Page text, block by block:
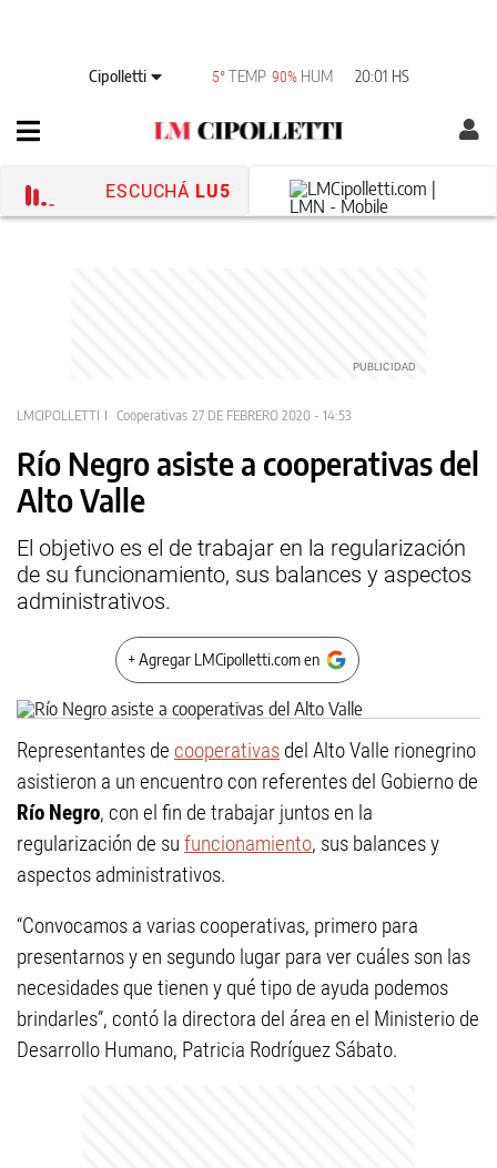
Cipolletti 5° TEMP 90% HUM 20:01 HS
ESCUCHÁ LU5
LMCIPOLLETTI Cooperativas 27 DE FEBRERO 2020 - 14:53
Río Negro asiste a cooperativas del
Alto Valle
El objetivo es el de trabajar en la regularización
de su funcionamiento, sus balances y aspectos
administrativos.
+ Agregar LMCipolletti.com en
Representantes de cooperativas del Alto Valle rionegrino
asistieron a un encuentro con referentes del Gobierno de
Río Negro, con el fin de trabajar juntos en la
regularización de su funcionamiento, sus balances y
aspectos administrativos.
“Convocamos a varias cooperativas, primero para
presentarnos y en segundo lugar para ver cuáles son las
necesidades que tienen y qué tipo de ayuda podemos
brindarles”, contó la directora del área en el Ministerio de
Desarrollo Humano, Patricia Rodríguez Sábato.